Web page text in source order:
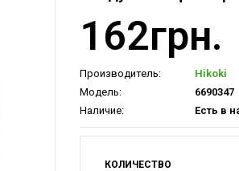
162грн.
Производитель:
Hikoki
Модель:
6690347
Наличие:
Есть в
КОЛИЧЕСТВО